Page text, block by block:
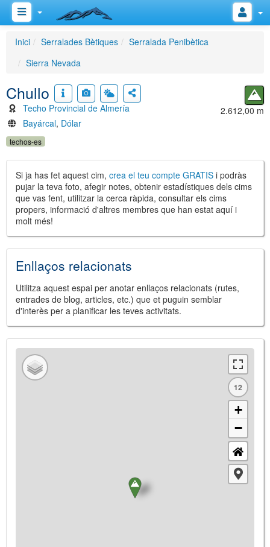
Inici Serralades Bètiques
Serralada Penibètica
Sierra Nevada
Chullo
Techo Provincial de Almería
Bayárcal, Dólar
2.612,00 m
techos-es
Si ja has fet aquest cim, crea el teu compte GRATIS i podràs
pujar la teva foto, afegir notes, obtenir estadístiques dels cims
que vas fent, utilitzar la cerca ràpida, consultar els cims
propers, informació d'altres membres que han estat aquí i
molt més!
Enllaços relacionats
Utilitza aquest espai per anotar enllaços relacionats (rutes,
entrades de blog, articles, etc.) que et puguin semblar
d'interès per a planificar les teves activitats.
12
+
−